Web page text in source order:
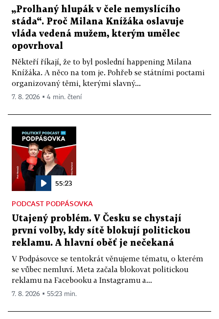
„Prolhaný hlupák v čele nemyslícího
stáda“. Proč Milana Knížáka oslavuje
vláda vedená mužem, kterým umělec
opovrhoval
Někteří říkají, že to byl poslední happening Milana
Knížáka. A něco na tom je. Pohřeb se státními poctami
organizovaný těmi, kterými slavný...
7. 8. 2026 ▪ 4 min. čtení
55:23
PODCAST PODPÁSOVKA
Utajený problém. V Česku se chystají
první volby, kdy sítě blokují politickou
reklamu. A hlavní oběť je nečekaná
V Podpásovce se tentokrát věnujeme tématu, o kterém
se vůbec nemluví. Meta začala blokovat politickou
reklamu na Facebooku a Instagramu a...
7. 8. 2026 ▪ 55:23 min.